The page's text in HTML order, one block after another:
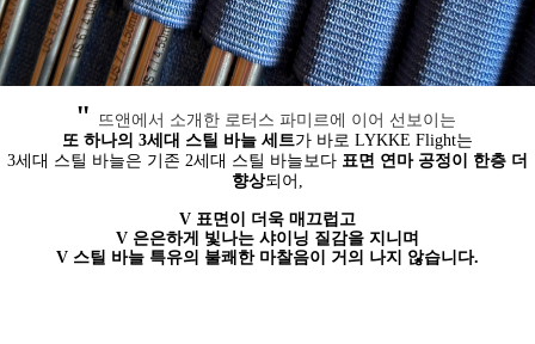
" 뜨앤에서 소개한 로터스 파미르에 이어 선보이는
또 하나의 3세대 스틸 바늘 세트가 바로 LYKKE Flight는
3세대 스틸 바늘은 기존 2세대 스틸 바늘보다 표면 연마 공정이 한층 더
향상되어,
V 표면이 더욱 매끄럽고
V 은은하게 빛나는 샤이닝 질감을 지니며
V 스틸 바늘 특유의 불쾌한 마찰음이 거의 나지 않습니다.